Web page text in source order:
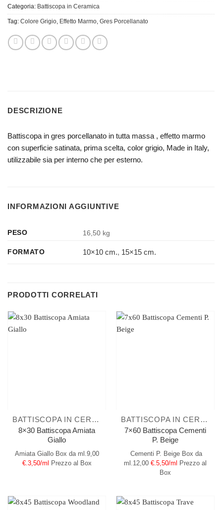
Categoria: Battiscopa in Ceramica
Tag: Colore Grigio Effetto Marmo Gres Porcellanato
DESCRIZIONE
Battiscopa in gres porcellanato in tutta massa , effetto marmo
con superficie satinata, prima scelta, color grigio, Made in Italy,
utilizzabile sia per interno che per esterno.
INFORMAZIONI AGGIUNTIVE
PESO 16,50 kg
FORMATO 10×10 cm., 15×15 cm.
PRODOTTI CORRELATI
BATTISCOPA IN CERAMICA
8×30 Battiscopa Amiata
Giallo
Amiata Giallo Box da ml.9,00
€.3,50/ml
Prezzo al Box
BATTISCOPA IN CERAMICA
7×60 Battiscopa Cementi
P. Beige
Cementi P. Beige Box da
ml.12,00 €.5,50/ml
Prezzo al
Box